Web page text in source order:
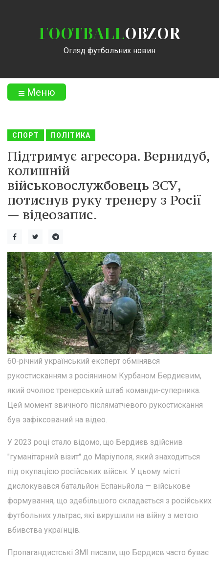
FOOTBALLOBZOR
Огляд футбольних новин
Меню
СПОРТ ПОЛІТИКА
Підтримує агресора. Вернидуб,
колишній
військовослужбовець ЗСУ,
потиснув руку тренеру з Росії
— відеозапис.
60-річний український експерт обмінявся
рукостисканням з росіянином Курбаном Бердиєвим,
який очолює тренерський штаб команди-суперника.
Цей момент звичного післяматчевого рукостискання
був зафіксований на відео.
У 2023 році стало відомо, що Бердиєв здійснив
"гуманітарний візит" до Маріуполя, який знаходиться
під окупацією російських військ. У цьому місті
дислокувався батальйон Еспаньйола — військове
формування, що здебільшого складається з російських
футбольних ультрас, які вирушили на війну з метою
вбивства українців.
Пропагандистські ЗМІ писали, що Бердиєв часто буває